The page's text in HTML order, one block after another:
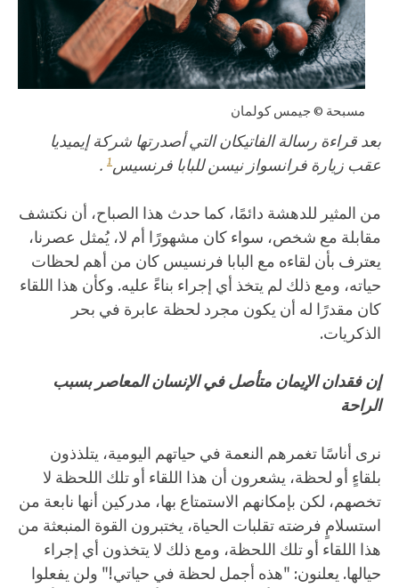
مسبحة © جيمس كولمان
بعد قراءة رسالة الفاتيكان التي أصدرتها شركة إيميديا ​​
عقب زيارة فرانسواز نيسن للبابا فرنسيس1
.
من المثير للدهشة دائمًا، كما حدث هذا الصباح، أن نكتشف
مقابلة مع شخص، سواء كان مشهورًا أم لا، يُمثل عصرنا،
يعترف بأن لقاءه مع البابا فرنسيس كان من أهم لحظات
حياته، ومع ذلك لم يتخذ أي إجراء بناءً عليه. وكأن هذا اللقاء
كان مقدرًا له أن يكون مجرد لحظة عابرة في بحر
الذكريات.
إن فقدان الإيمان متأصل في الإنسان المعاصر بسبب
الراحة
نرى أناسًا تغمرهم النعمة في حياتهم اليومية، يتلذذون
بلقاءٍ أو لحظة، يشعرون أن هذا اللقاء أو تلك اللحظة لا
تخصهم، لكن بإمكانهم الاستمتاع بها، مدركين أنها نابعة من
استسلامٍ فرضته تقلبات الحياة، يختبرون القوة المنبعثة من
هذا اللقاء أو تلك اللحظة، ومع ذلك لا يتخذون أي إجراء
حيالها. يعلنون: "هذه أجمل لحظة في حياتي!" ولن يفعلوا